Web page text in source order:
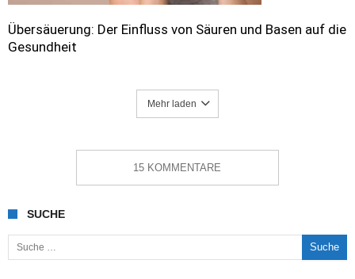
Übersäuerung: Der Einfluss von Säuren und Basen auf die
Gesundheit
Mehr laden
15 KOMMENTARE
SUCHE
Suche nach: